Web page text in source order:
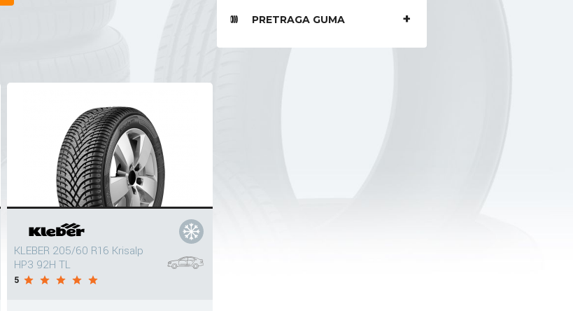
PRETRAGA GUMA
KLEBER 205/60 R16 Krisalp
HP3 92H TL
5